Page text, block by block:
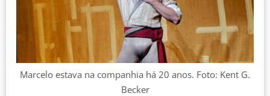
Marcelo estava na companhia há 20 anos. Foto: Kent G.
Becker